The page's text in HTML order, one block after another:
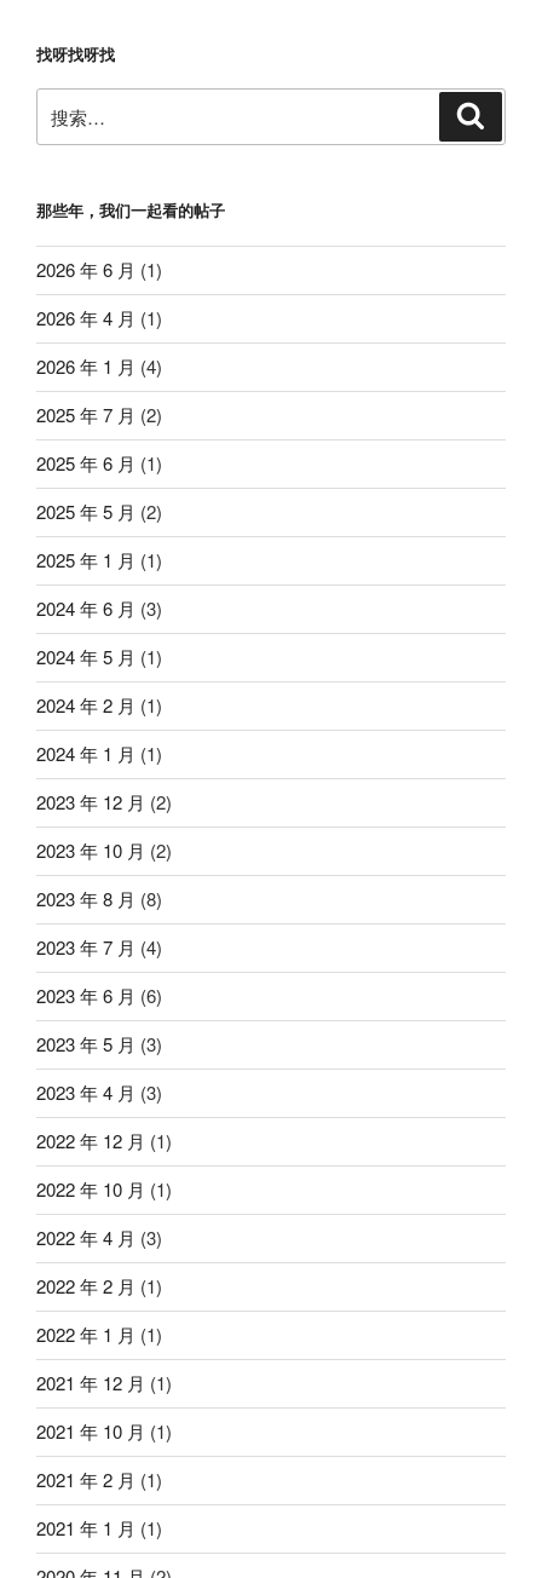
找呀找呀找
索：
那些年，我们一起看的帖子
2026 年 6 月 (1)
2026 年 4 月 (1)
2026 年 1 月 (4)
2025 年 7 月 (2)
2025 年 6 月 (1)
2025 年 5 月 (2)
2025 年 1 月 (1)
2024 年 6 月 (3)
2024 年 5 月 (1)
2024 年 2 月 (1)
2024 年 1 月 (1)
2023 年 12 月 (2)
2023 年 10 月 (2)
2023 年 8 月 (8)
2023 年 7 月 (4)
2023 年 6 月 (6)
2023 年 5 月 (3)
2023 年 4 月 (3)
2022 年 12 月 (1)
2022 年 10 月 (1)
2022 年 4 月 (3)
2022 年 2 月 (1)
2022 年 1 月 (1)
2021 年 12 月 (1)
2021 年 10 月 (1)
2021 年 2 月 (1)
2021 年 1 月 (1)